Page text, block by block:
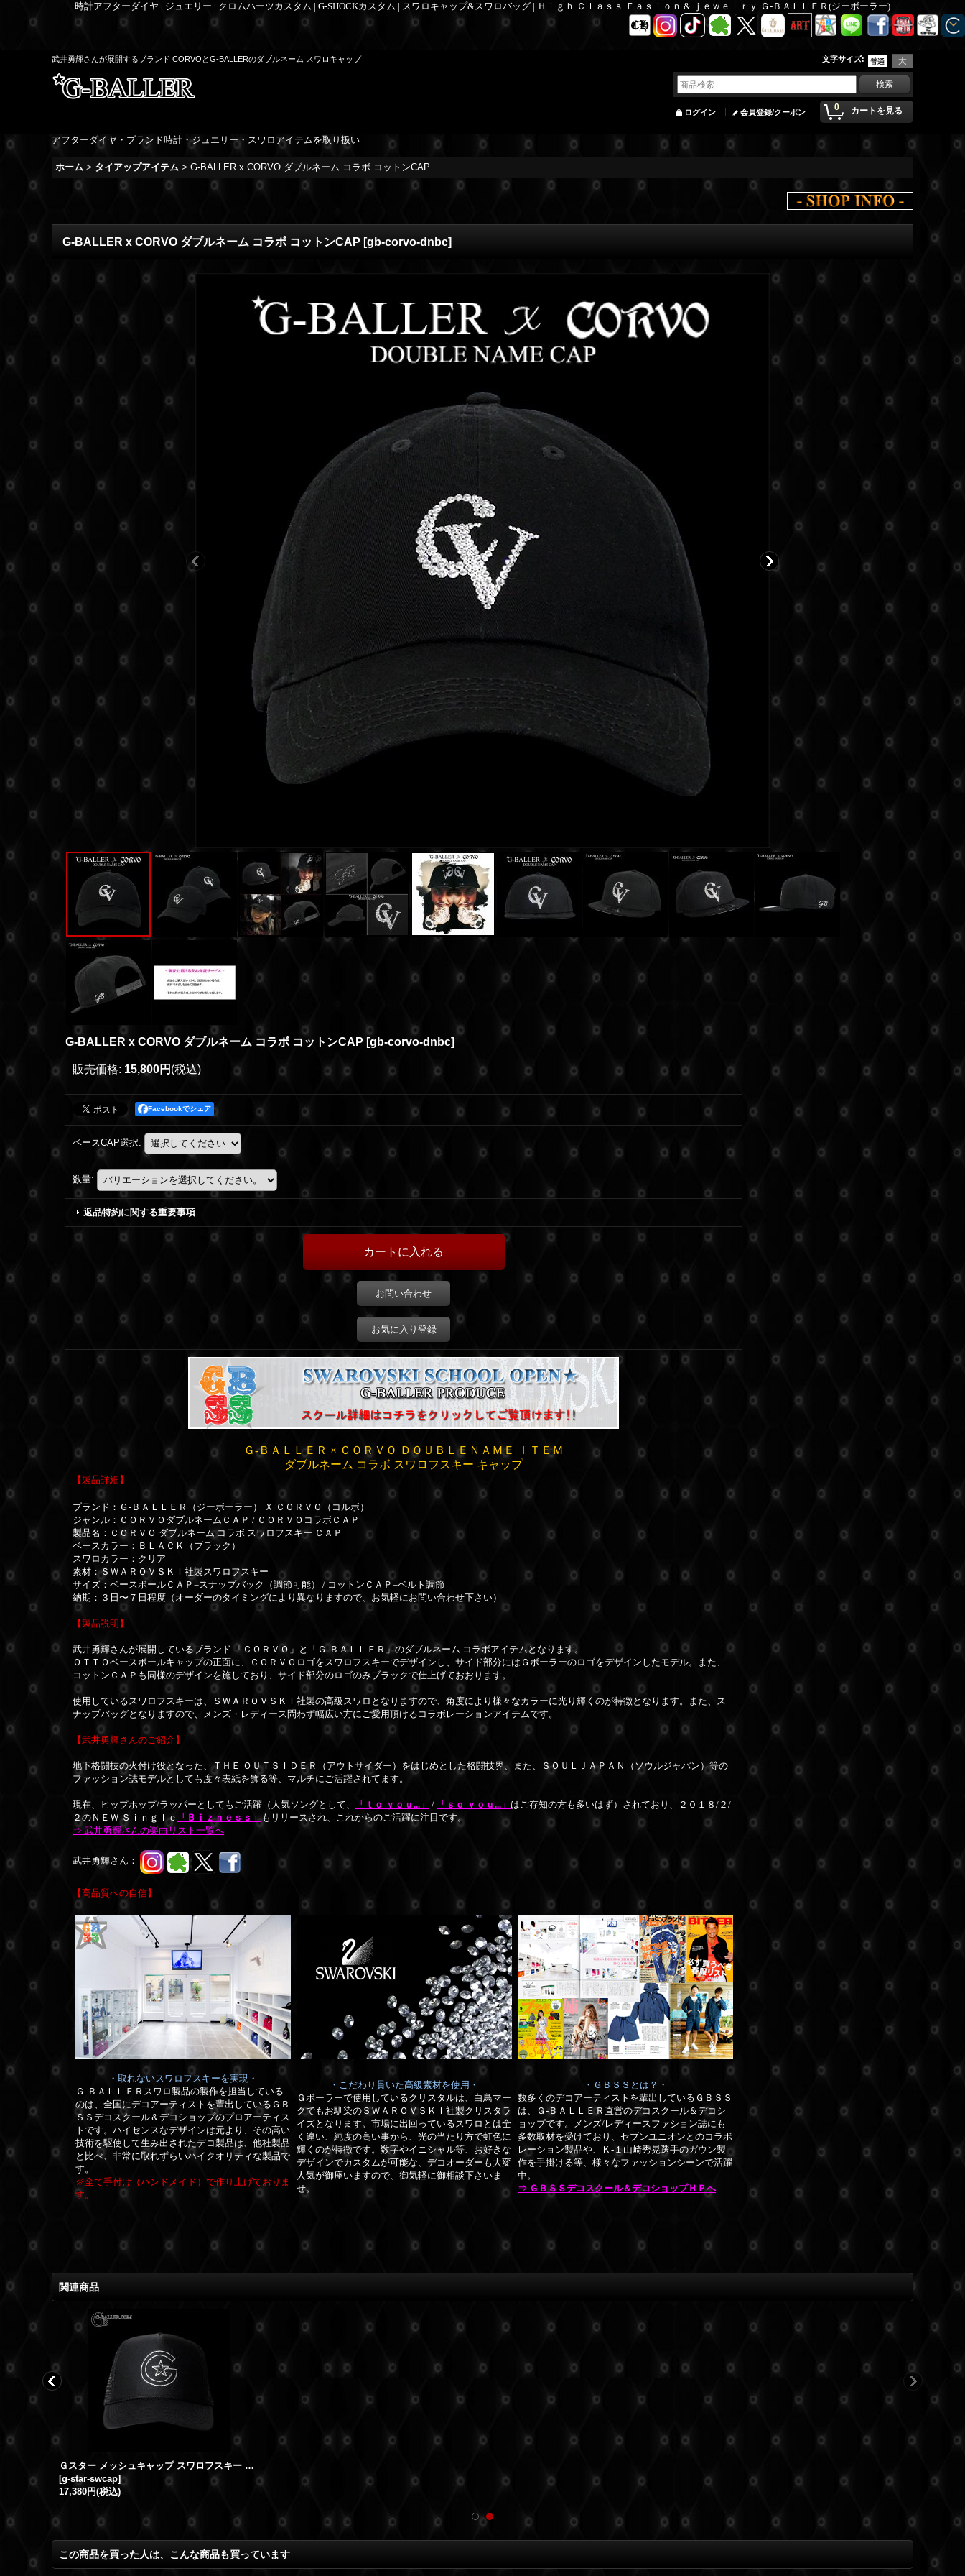
時計アフターダイヤ | ジュエリー | クロムハーツカスタム | G-SHOCKカスタム | スワロキャップ&スワロバッグ | Ｈｉｇｈ Ｃｌａｓｓ Ｆａｓｉｏｎ & ｊｅｗｅｌｒｙ Ｇ-ＢＡＬＬＥＲ(ジーボーラー)
武井勇輝さんが展開するブランド CORVOとG-BALLERのダブルネーム スワロキャップ 文字サイズ:
0 カートを見る
ログイン 会員登録/クーポン
アフターダイヤ・ブランド時計・ジュエリー・スワロアイテムを取り扱い
ホーム > タイアップアイテム > G-BALLER x CORVO ダブルネーム コラボ コットンCAP
G-BALLER x CORVO ダブルネーム コラボ コットンCAP [gb-corvo-dnbc]
G-BALLER x CORVO ダブルネーム コラボ コットンCAP [gb-corvo-dnbc]
販売価格: 15,800円 (税込)
Facebookでシェア
ベースCAP選択:
数量:
返品特約に関する重要事項
お問い合わせ
お気に入り登録
Ｇ-ＢＡＬＬＥＲ × ＣＯＲＶＯ ＤＯＵＢＬＥＮＡＭＥ ＩＴＥＭ
ダブルネーム コラボ スワロフスキー キャップ
【製品詳細】
ブランド：Ｇ-ＢＡＬＬＥＲ（ジーボーラー） Ｘ ＣＯＲＶＯ（コルボ）
ジャンル：ＣＯＲＶＯダブルネームＣＡＰ / ＣＯＲＶＯコラボＣＡＰ
製品名： ＣＯＲＶＯ ダブルネーム コラボ スワロフスキー ＣＡＰ
ベースカラー：ＢＬＡＣＫ（ブラック）
スワロカラー：クリア
素材：ＳＷＡＲＯＶＳＫＩ社製スワロフスキー
サイズ：ベースボールＣＡＰ=スナップバック（調節可能） / コットンＣＡＰ=ベルト調節
納期：３日〜７日程度（オーダーのタイミングにより異なりますので、お気軽にお問い合わせ下さい）
【製品説明】
武井勇輝さんが展開しているブランド 「ＣＯＲＶＯ」と「Ｇ-ＢＡＬＬＥＲ」のダブルネーム コラボアイテムとなります。
ＯＴＴＯベースボールキャップの正面に、ＣＯＲＶＯロゴをスワロフスキーでデザインし、サイド部分にはＧボーラーのロゴをデザインしたモデル。また、
コットンＣＡＰも同様のデザインを施しており、サイド部分のロゴのみブラックで仕上げておおります。
使用しているスワロフスキーは、ＳＷＡＲＯＶＳＫＩ社製の高級スワロとなりますので、角度により様々なカラーに光り輝くのが特徴となります。また、ス
ナップバッグとなりますので、メンズ・レディース問わず幅広い方にご愛用頂けるコラボレーションアイテムです。
【武井勇輝さんのご紹介】
地下格闘技の火付け役となった、ＴＨＥ ＯＵＴＳＩＤＥＲ（アウトサイダー）をはじめとした格闘技界、また、ＳＯＵＬＪＡＰＡＮ（ソウルジャパン）等の
ファッション誌モデルとしても度々表紙を飾る等、マルチにご活躍されてます。
現在、ヒップホップ/ラッパーとしてもご活躍（人気ソングとして、 「ｔｏ ｙｏｕ...」 / 「ｓｏ ｙｏｕ...」 はご存知の方も多いはず）されており、
２０１８/２/
２のＮＥＷ Ｓｉｎｇｌｅ
「Ｂｉｚｎｅｓｓ」もリリースされ、これからのご活躍に注目です。
⇒ 武井勇輝さんの楽曲リスト一覧へ
武井勇輝さん：
【高品質への自信】
・取れないスワロフスキーを実現・
Ｇ-ＢＡＬＬＥＲスワロ製品の製作を担当している
のは、全国にデコアーティストを輩出しているＧＢ
ＳＳデコスクール＆デコショップのプロアーティス
トです。 ハイセンスなデザインは元より、その高い
技術を駆使して生み出されたデコ製品は、他社製品
と比べ、非常に取れずらいハイクオリティな製品で
す。
※全て手付け（ハンドメイド）で作り上げておりま
す。
・こだわり貫いた高級素材を使用・
Ｇボーラーで使用しているクリスタルは、白鳥マー
クでもお馴染のＳＷＡＲＯＶＳＫＩ社製クリスタラ
イズとなります。市場に出回っているスワロとは全
く違い、純度の高い事から、光の当たり方で虹色に
輝くのが特徴です。数字やイニシャル等、お好きな
デザインでカスタムが可能な、デコオーダーも大変
人気が御座いますので、御気軽に御相談下さいま
せ。
・ＧＢＳＳとは？・
数多くのデコアーティストを輩出しているＧＢＳＳ
は、Ｇ-ＢＡＬＬＥＲ直営のデコスクール＆デコシ
ョップです。メンズ/レディースファション誌にも
多数取材を受けており、セブンユニオンとのコラボ
レーション製品や、Ｋ-１山崎秀晃選手のガウン製
作を手掛ける等、様々なファッションシーンで活躍
中。
⇒ ＧＢＳＳデコスクール＆デコショップＨＰへ
関連商品
Ｇスター メッシュキャップ スワロフスキー ブラック
[g-star-swcap]
17,380円(税込)
この商品を買った人は、こんな商品も買っています